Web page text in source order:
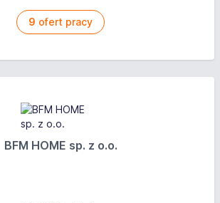
9 ofert pracy
BFM HOME sp. z o.o.